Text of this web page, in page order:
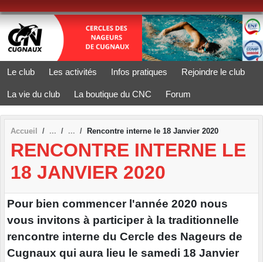
Le club Les activités Infos pratiques Rejoindre le club
La vie du club La boutique du CNC Forum
Accueil Rencontre interne le 18 Janvier 2020
RENCONTRE INTERNE LE
18 JANVIER 2020
Pour bien commencer l'année 2020 nous
vous invitons à participer à la traditionnelle
rencontre interne du Cercle des Nageurs de
Cugnaux qui aura lieu le samedi 18 Janvier